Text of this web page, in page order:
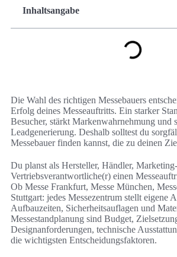
Inhaltsangabe
Die Wahl des richtigen Messebauers
Erfolg deines Messeauftritts. Ein starker
Besucher, stärkt Markenwahrnehmung und
Leadgenerierung. Deshalb solltest du
Messebauer finden kannst, die zu deinen
Du planst als Hersteller, Händler,
Vertriebsverantwortliche(r) einen
Ob Messe Frankfurt, Messe München,
Stuttgart: jedes Messezentrum stellt eigene
Aufbauzeiten, Sicherheitsauflagen und
Messestandplanung sind Budget,
Designanforderungen, technische
die wichtigsten Entscheidungsfaktoren.